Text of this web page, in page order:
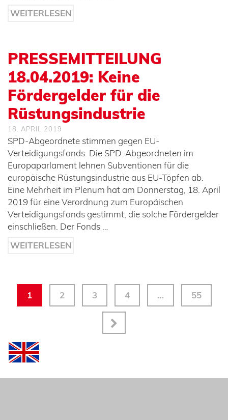
WEITERLESEN
PRESSEMITTEILUNG
18.04.2019: Keine
Fördergelder für die
Rüstungsindustrie
18. APRIL 2019
SPD-Abgeordnete stimmen gegen EU-
Verteidigungsfonds. Die SPD-Abgeordneten im
Europaparlament lehnen Subventionen für die
europäische Rüstungsindustrie aus EU-Töpfen ab.
Eine Mehrheit im Plenum hat am Donnerstag, 18. April
2019 für eine Verordnung zum Europäischen
Verteidigungsfonds gestimmt, die solche Fördergelder
einschließen. Der Fonds …
WEITERLESEN
1 2 3 4 … 55